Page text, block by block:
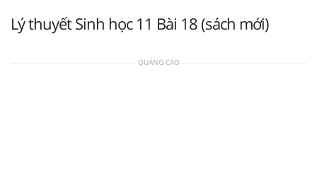
Lý thuyết Sinh học 11 Bài 18 (sách mới)
QUẢNG CÁO